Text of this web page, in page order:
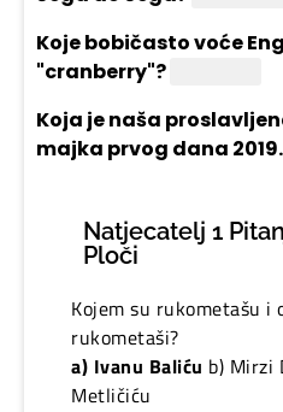
Koje bobičasto voće
"cranberry"?
Koja je naša
majka prvog dana
Natjecatelj 1
Ploči
Kojem su rukometašu i
rukometaši?
a) Ivanu Baliću b) Mirzi
Metličiću